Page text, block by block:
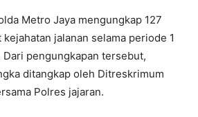
Metro Jaya mengungkap 127
jalanan selama periode 1
pengungkapan tersebut,
ditangkap oleh Ditreskrimum
Polres jajaran.